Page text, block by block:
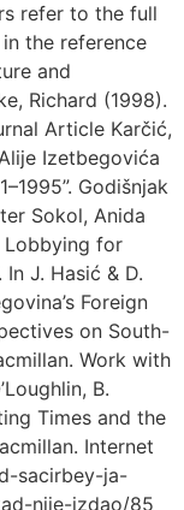
refer to the full
the reference
and
Richard (1998).
Article Karčić,
Izetbegovića
Godišnjak
Sokol, Anida
Lobbying for
J. Hasić & D.
Foreign
on South-
Work with
B.
Times and the
Internet
sacirbey-ja-
nije-izdao/85